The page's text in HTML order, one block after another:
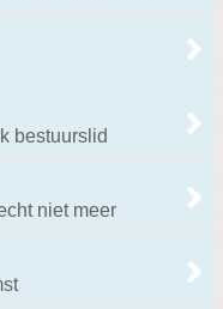
bestuurslid
niet meer